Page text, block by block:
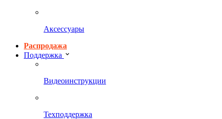
Аксессуары
Распродажа
Поддержка
Видеоинструкции
Техподдержка